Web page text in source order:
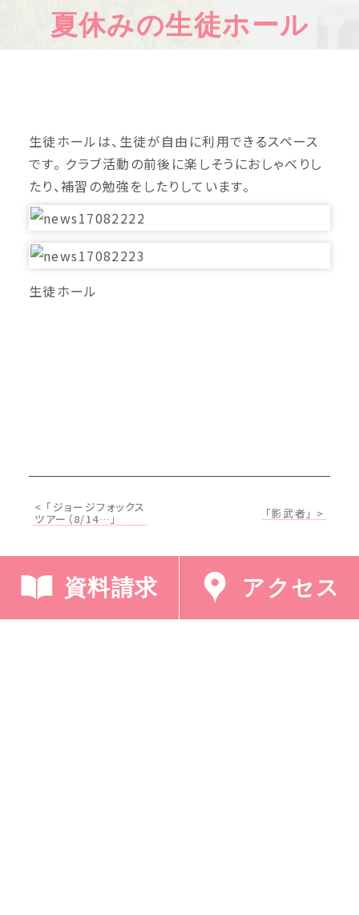
資料請求 アクセス
夏休みの生徒ホール
生徒ホールは、生徒が自由に利用できるスペース
です。 クラブ活動の前後に楽しそうにおしゃべりし
たり、補習の勉強をしたりしています。
生徒ホール
< 「ジョージフォックス
ツアー（8/14…」 「影武者」 >